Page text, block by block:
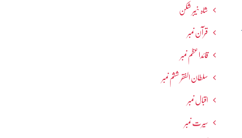
شاہ خیبر شکن
قرآن نمبر
قائداعظم نمبر
سلطان الفقر ششم نمبر
اقبال نمبر
سیرت نمبر